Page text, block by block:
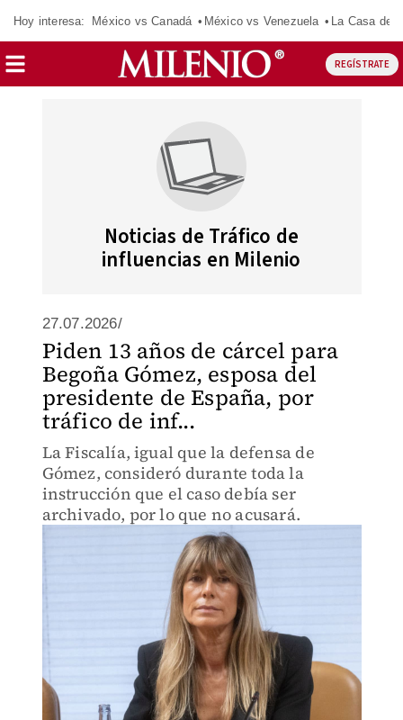
Hoy interesa: México vs Canadá México vs Venezuela La Casa de
REGÍSTRATE
Noticias de Tráfico de
influencias en Milenio
27.07.2026/
Piden 13 años de cárcel para
Begoña Gómez, esposa del
presidente de España, por
tráfico de inf...
La Fiscalía, igual que la defensa de
Gómez, consideró durante toda la
instrucción que el caso debía ser
archivado, por lo que no acusará.